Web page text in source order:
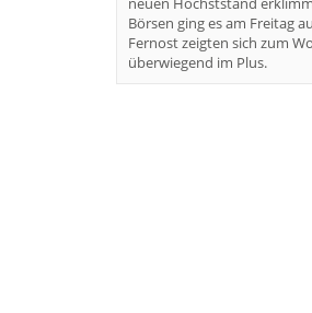
Börsen ging es am Freitag
Fernost zeigten sich zum
überwiegend im Plus.